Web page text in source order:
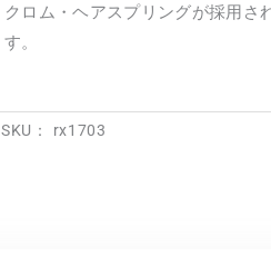
クロム・ヘアスプリングが採用さ
す。
SKU： rx1703